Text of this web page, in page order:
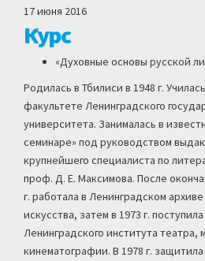
17 июня 2016
Курс
«Духовные основы русской
Родилась в Тбилиси в 1948 г.
факультете Ленинградского
университета. Занималась в
семинаре» под руководством
крупнейшего специалиста по
проф. Д. Е. Максимова. После
г. работала в Ленинградском
искусства, затем в 1973 г.
Ленинградского института театра,
кинематографии. В 1978 г.